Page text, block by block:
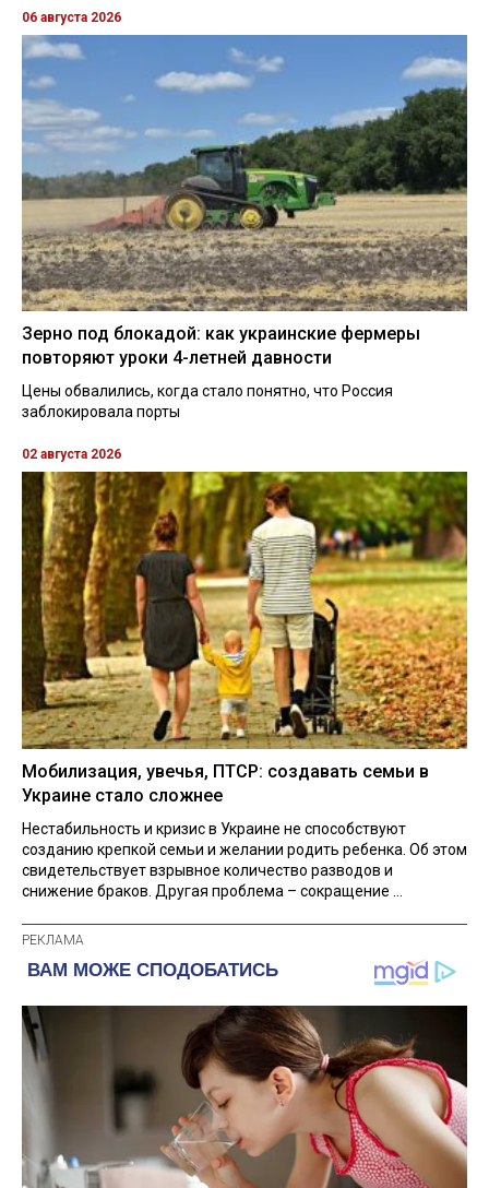
06 августа 2026
Зерно под блокадой: как украинские фермеры
повторяют уроки 4-летней давности
Цены обвалились, когда стало понятно, что Россия
заблокировала порты
02 августа 2026
Мобилизация, увечья, ПТСР: создавать семьи в
Украине стало сложнее
Нестабильность и кризис в Украине не способствуют
созданию крепкой семьи и желании родить ребенка. Об этом
свидетельствует взрывное количество разводов и
снижение браков. Другая проблема – сокращение ...